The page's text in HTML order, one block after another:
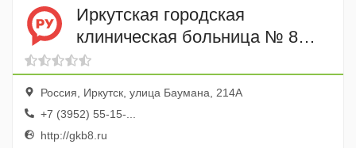
Иркутская городская
клиническая больница № 8
поликлиника
Россия, Иркутск, улица Баумана, 214А
+7 (3952) 55-15-...
http://gkb8.ru